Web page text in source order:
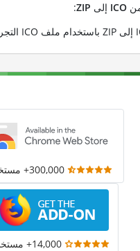
ICOإلى ZIP
:
300,000+ مستخدم
14,000+ مستخدم